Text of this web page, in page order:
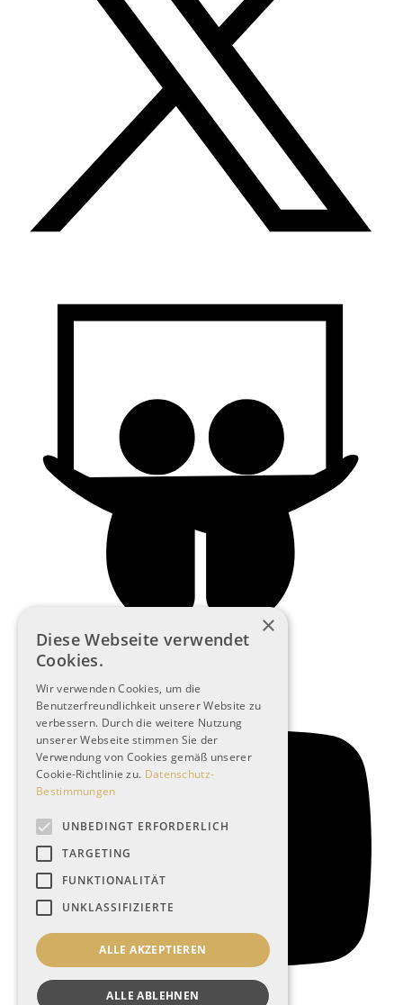
×
Diese Webseite verwendet
Cookies.
Wir verwenden Cookies, um die
Benutzerfreundlichkeit unserer Website zu
verbessern. Durch die weitere Nutzung
unserer Webseite stimmen Sie der
Verwendung von Cookies gemäß unserer
Cookie-Richtlinie zu. Datenschutz-
Bestimmungen
UNBEDINGT ERFORDERLICH
TARGETING
FUNKTIONALITÄT
UNKLASSIFIZIERTE
ALLE AKZEPTIEREN
ALLE ABLEHNEN